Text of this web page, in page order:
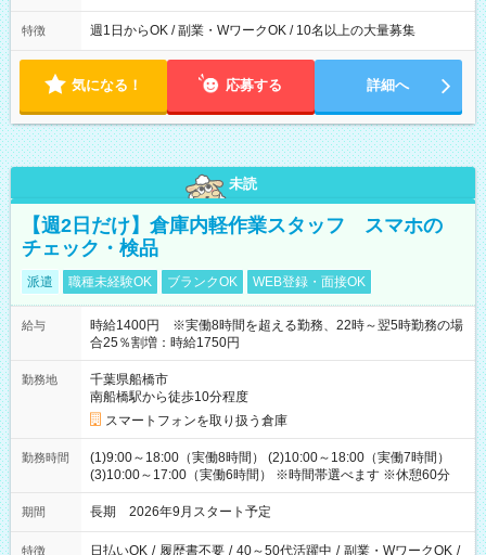
特徴 週1日からOK / 副業・WワークOK / 10名以上の大量募集
気になる！ 応募する 詳細へ
未読
【週2日だけ】倉庫内軽作業スタッフ スマホの
チェック・検品
派遣 職種未経験OK ブランクOK WEB登録・面接OK
給与
時給1400円 ※実働8時間を超える勤務、22時～翌5時勤務の場
合25％割増：時給1750円
勤務地
千葉県船橋市
南船橋駅から徒歩10分程度
スマートフォンを取り扱う倉庫
勤務時間
(1)9:00～18:00（実働8時間） (2)10:00～18:00（実働7時間）
(3)10:00～17:00（実働6時間） ※時間帯選べます ※休憩60分
期間 長期 2026年9月スタート予定
特徴 日払いOK / 履歴書不要 / 40～50代活躍中 / 副業・WワークOK /